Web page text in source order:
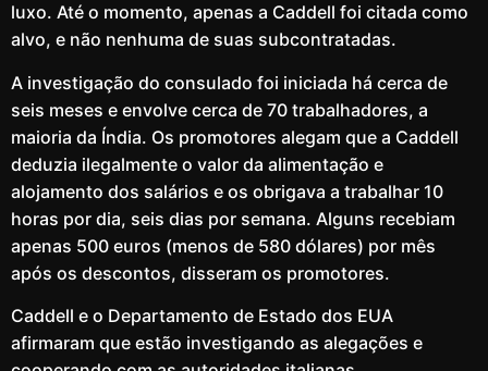
luxo. Até o momento, apenas a Caddell foi citada como
alvo, e não nenhuma de suas subcontratadas.
A investigação do consulado foi iniciada há cerca de
seis meses e envolve cerca de 70 trabalhadores, a
maioria da Índia. Os promotores alegam que a Caddell
deduzia ilegalmente o valor da alimentação e
alojamento dos salários e os obrigava a trabalhar 10
horas por dia, seis dias por semana. Alguns recebiam
apenas 500 euros (menos de 580 dólares) por mês
após os descontos, disseram os promotores.
Caddell e o Departamento de Estado dos EUA
afirmaram que estão investigando as alegações e